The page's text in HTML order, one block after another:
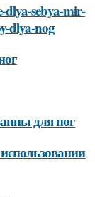
dlya-sebya-mir-
dlya-nog
для ног